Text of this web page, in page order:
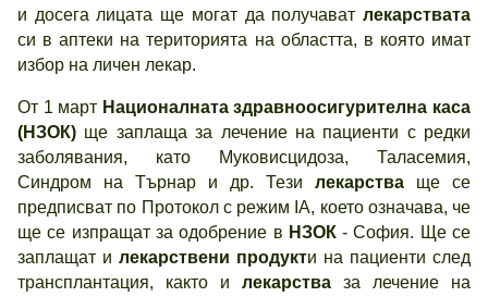
и досега лицата ще могат да получават лекарствата
си в аптеки на територията на областта, в която имат
избор на личен лекар.
От 1 март Националната здравноосигурителна каса
(НЗОК) ще заплаща за лечение на пациенти с редки
заболявания, като Муковисцидоза, Таласемия,
Синдром на Търнар и др. Тези лекарства ще се
предписват по Протокол с режим ІА, което означава, че
ще се изпращат за одобрение в НЗОК- София. Ще се
заплащат и лекарствени продукти на пациенти след
трансплантация, както и лекарства за лечение на